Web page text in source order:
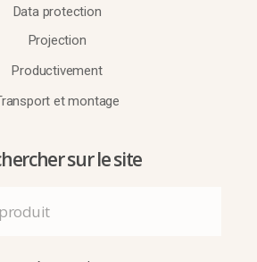
Data protection
Projection
Productivement
et montage
sur le site